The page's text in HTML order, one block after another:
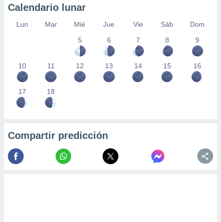
Calendario lunar
Lun Mar Mié Jue Vie Sáb
Dom
5
6 7 8 9
10 11 12 13 14 15 16
17 18
Compartir predicción